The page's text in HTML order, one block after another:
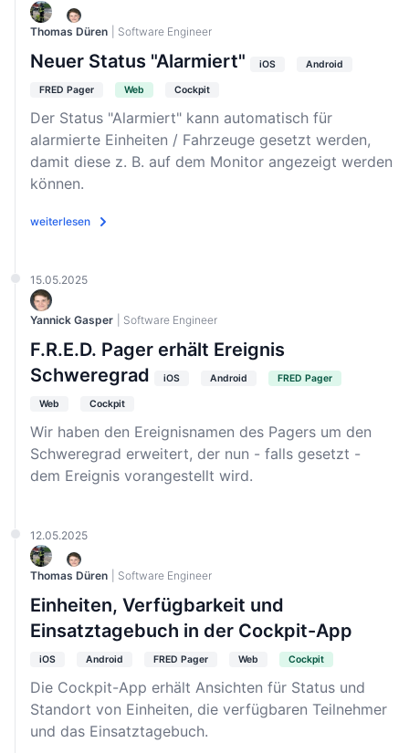
Thomas Düren | Software Engineer
Neuer Status "Alarmiert" iOS Android
FRED Pager Web Cockpit
Der Status "Alarmiert" kann automatisch für
alarmierte Einheiten / Fahrzeuge gesetzt werden,
damit diese z. B. auf dem Monitor angezeigt werden
können.
weiterlesen
15.05.2025
Yannick Gasper | Software Engineer
F.R.E.D. Pager erhält Ereignis
Schweregrad
iOS Android FRED Pager
Web Cockpit
Wir haben den Ereignisnamen des Pagers um den
Schweregrad erweitert, der nun - falls gesetzt -
dem Ereignis vorangestellt wird.
12.05.2025
Thomas Düren | Software Engineer
Einheiten, Verfügbarkeit und
Einsatztagebuch in der Cockpit-App
iOS Android FRED Pager Web Cockpit
Die Cockpit-App erhält Ansichten für Status und
Standort von Einheiten, die verfügbaren Teilnehmer
und das Einsatztagebuch.